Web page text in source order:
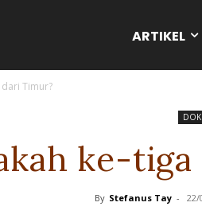
ARTIKEL
Timur?
DOK
ke-
By Stefanus Tay - 22/